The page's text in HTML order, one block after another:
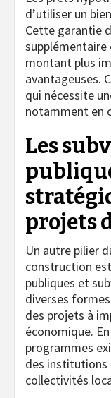
d’utiliser un
Cette garantie
supplémentaire
montant plus
avantageuses.
qui nécessite
notamment en
Les
projets
Un autre pilier
construction
publiques et
diverses
des projets à
économique.
programmes
des institutions
collectivités